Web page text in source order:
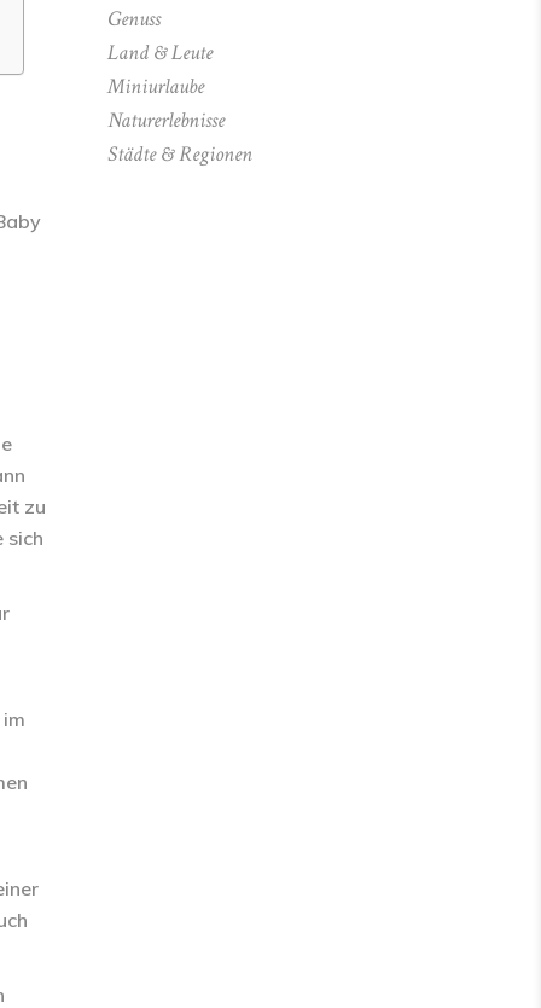
zu
sich
Genuss
Land & Leute
Miniurlaube
Naturerlebnisse
Städte & Regionen